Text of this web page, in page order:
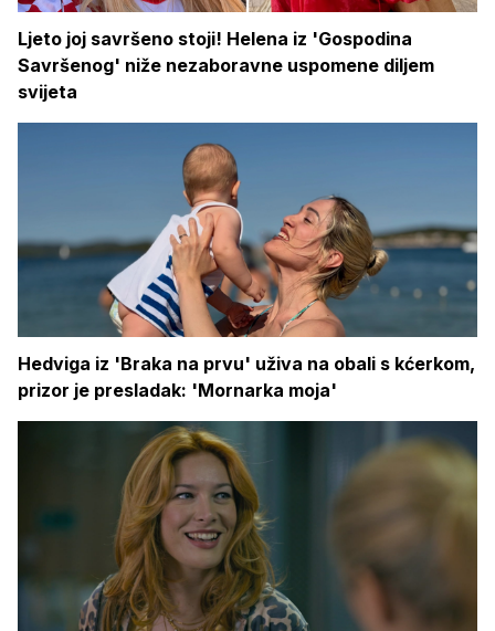
Ljeto joj savršeno stoji! Helena iz 'Gospodina
Savršenog' niže nezaboravne uspomene diljem
svijeta
Hedviga iz 'Braka na prvu' uživa na obali s kćerkom,
prizor je presladak: 'Mornarka moja'